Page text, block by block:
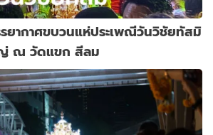
ยากาศขบวนแห่ประเพณีวันวิชัยทัสมิ
ณ วัดแขก สีลม